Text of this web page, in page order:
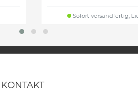
Sofort versandfertig,
KONTAKT